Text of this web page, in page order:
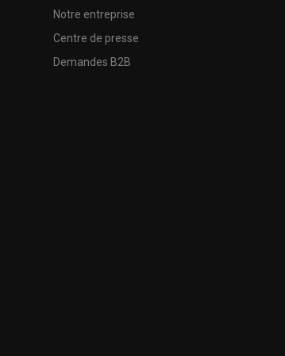
Notre entreprise
Centre de presse
Demandes B2B